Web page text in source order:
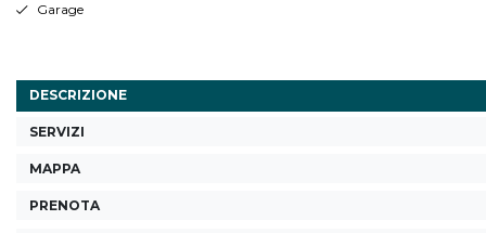
Garage
DESCRIZIONE
SERVIZI
MAPPA
PRENOTA